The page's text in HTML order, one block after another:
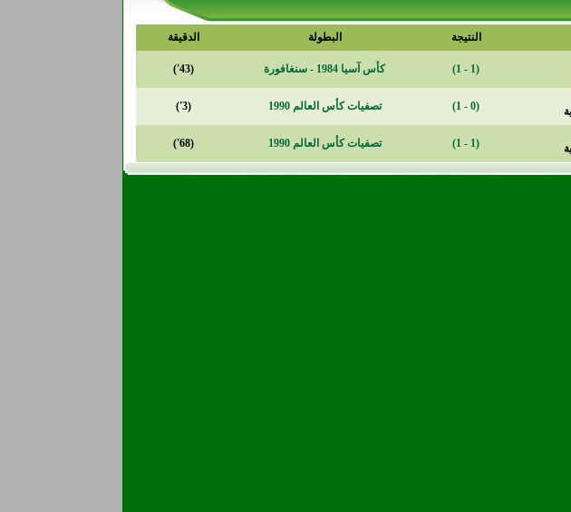
النتيجة البطولة الدقيقة
(1 - 1) كأس آسيا 1984 - سنغافورة (43')
(0 - 1) تصفيات كأس العالم 1990 (3')
(1 - 1) تصفيات كأس العالم 1990 (68')